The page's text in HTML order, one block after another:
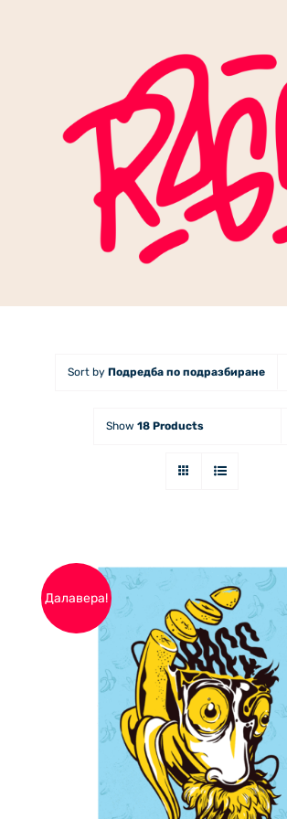
Sort by Подредба по подразбиране
Show 18 Products
Далавера!
ДОБАВЯНЕ В КОЛИЧКАТА
ДЕТАЙЛИ